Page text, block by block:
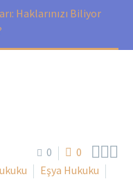
Haklarınızı Biliyor
0 0 
Eşya Hukuku